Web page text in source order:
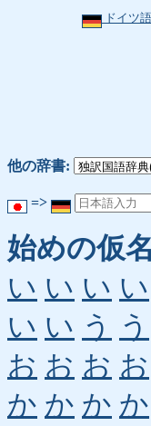
ドイツ
他の辞書:
=>
始めの仮名
い い い い
い い う う
お お お お
か か か か